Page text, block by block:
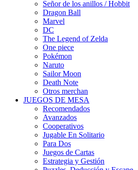
Señor de los anillos / Hobbit
Dragon Ball
Marvel
DC
The Legend of Zelda
One piece
Pokémon
Naruto
Sailor Moon
Death Note
Otros merchan
JUEGOS DE MESA
Recomendados
Avanzados
Cooperativos
Jugable En Solitario
Para Dos
Juegos de Cartas
Estrategia y Gestión